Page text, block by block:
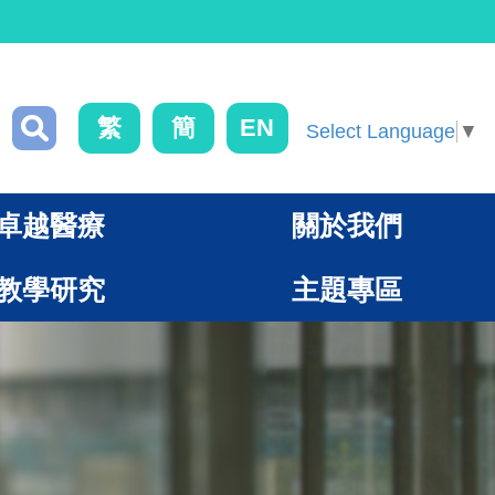
繁 簡 EN Select Language ▼
越醫療 關於我們
學研究 主題專區